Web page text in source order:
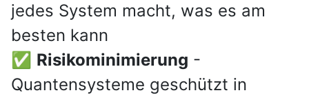
jedes System macht, was es am
besten kann
✅ Risikominimierung -
Quantensysteme geschützt in